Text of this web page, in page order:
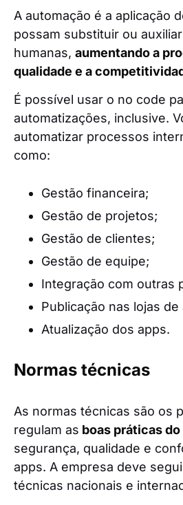
A automação é a aplicação
possam substituir ou
humanas, aumentando a
qualidade e a
É possível usar o no code
automatizações, inclusive.
automatizar processos
como:
Gestão financeira;
Gestão de projetos;
Gestão de clientes;
Gestão de equipe;
Integração com outras
Publicação nas lojas de
Atualização dos apps.
Normas técnicas
As normas técnicas são os
regulam as boas práticas
segurança, qualidade e
apps. A empresa deve
técnicas nacionais e